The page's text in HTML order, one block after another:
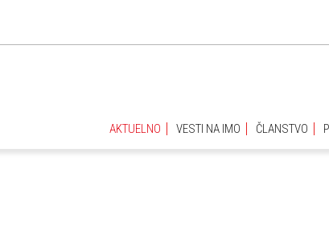
AKTUELNO VESTI NA IMO ČLANSTVO